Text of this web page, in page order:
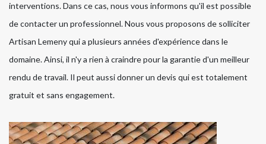
interventions. Dans ce cas, nous vous informons qu'il est possible
de contacter un professionnel. Nous vous proposons de solliciter
Artisan Lemeny qui a plusieurs années d'expérience dans le
domaine. Ainsi, il n'y a rien à craindre pour la garantie d'un meilleur
rendu de travail. Il peut aussi donner un devis qui est totalement
gratuit et sans engagement.